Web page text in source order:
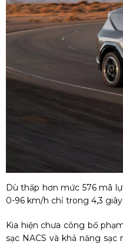
Dù thấp hơn mức 576 mã
0-96 km/h chỉ trong 4,3
Kia hiện chưa công bố
sạc NACS và khả năng